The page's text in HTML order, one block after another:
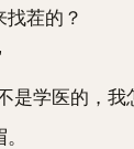
茬的？
学医的，我